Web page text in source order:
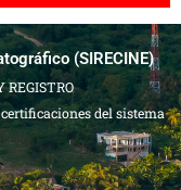
(SIRECINE)
REGISTRO
del sistema